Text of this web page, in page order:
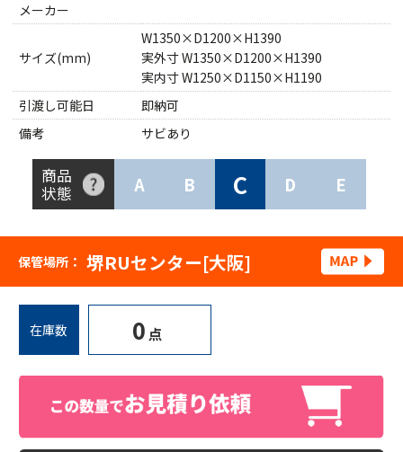
メーカー
サイズ(mm)
W1350×D1200×H1390
実外寸 W1350×D1200×H1390
実内寸 W1250×D1150×H1190
引渡し可能日
即納可
備考
サビあり
商品
状態
A B C D E
保管場所： 堺RUセンター[大阪]
在庫数 0 点